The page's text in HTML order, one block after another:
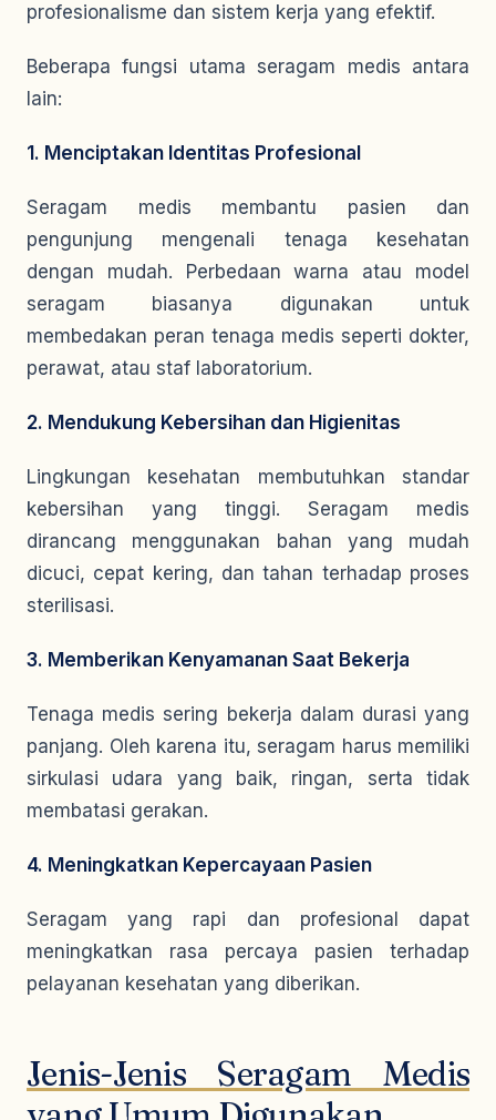
profesionalisme dan sistem kerja yang efektif.
Beberapa fungsi utama seragam medis antara
lain:
1. Menciptakan Identitas Profesional
Seragam medis membantu pasien dan
pengunjung mengenali tenaga kesehatan
dengan mudah. Perbedaan warna atau model
seragam biasanya digunakan untuk
membedakan peran tenaga medis seperti dokter,
perawat, atau staf laboratorium.
2. Mendukung Kebersihan dan Higienitas
Lingkungan kesehatan membutuhkan standar
kebersihan yang tinggi. Seragam medis
dirancang menggunakan bahan yang mudah
dicuci, cepat kering, dan tahan terhadap proses
sterilisasi.
3. Memberikan Kenyamanan Saat Bekerja
Tenaga medis sering bekerja dalam durasi yang
panjang. Oleh karena itu, seragam harus memiliki
sirkulasi udara yang baik, ringan, serta tidak
membatasi gerakan.
4. Meningkatkan Kepercayaan Pasien
Seragam yang rapi dan profesional dapat
meningkatkan rasa percaya pasien terhadap
pelayanan kesehatan yang diberikan.
Jenis-Jenis Seragam Medis